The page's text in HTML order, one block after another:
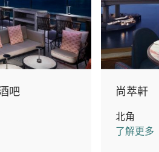
吧 尚萃軒
北角
了解更多